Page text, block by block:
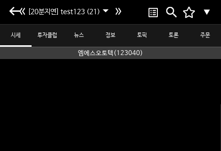
[20분지연] test123 (21) ▼
시세 투자클럽 뉴스 정보 토픽 토론 주문
엠에스오토텍(123040)